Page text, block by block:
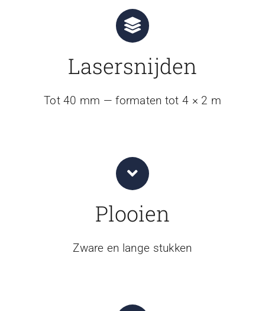
Lasersnijden
Tot 40 mm — formaten tot 4 × 2 m
Plooien
Zware en lange stukken